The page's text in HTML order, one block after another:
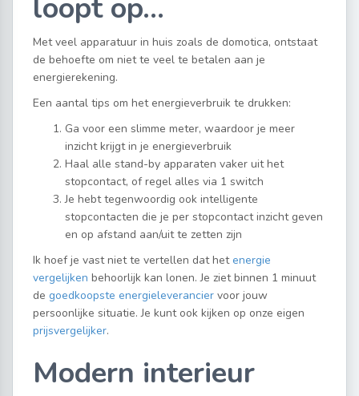
loopt op…
Met veel apparatuur in huis zoals de domotica, ontstaat
de behoefte om niet te veel te betalen aan je
energierekening.
Een aantal tips om het energieverbruik te drukken:
Ga voor een slimme meter, waardoor je meer
inzicht krijgt in je energieverbruik
Haal alle stand-by apparaten vaker uit het
stopcontact, of regel alles via 1 switch
Je hebt tegenwoordig ook intelligente
stopcontacten die je per stopcontact inzicht geven
en op afstand aan/uit te zetten zijn
Ik hoef je vast niet te vertellen dat hetenergie
vergelijken behoorlijk kan lonen. Je ziet binnen 1 minuut
de goedkoopste energieleverancier voor jouw
persoonlijke situatie. Je kunt ook kijken op onze eigen
prijsvergelijker.
Modern interieur